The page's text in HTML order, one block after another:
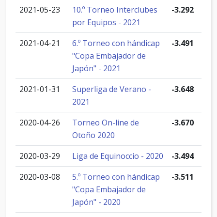
2021-05-23
10.º Torneo Interclubes
por Equipos - 2021
-3.292
2021-04-21
6.º Torneo con hándicap
"Copa Embajador de
Japón" - 2021
-3.491
2021-01-31
Superliga de Verano -
2021
-3.648
2020-04-26
Torneo On-line de
Otoño 2020
-3.670
2020-03-29 Liga de Equinoccio - 2020
-3.494
2020-03-08
5.º Torneo con hándicap
"Copa Embajador de
Japón" - 2020
-3.511